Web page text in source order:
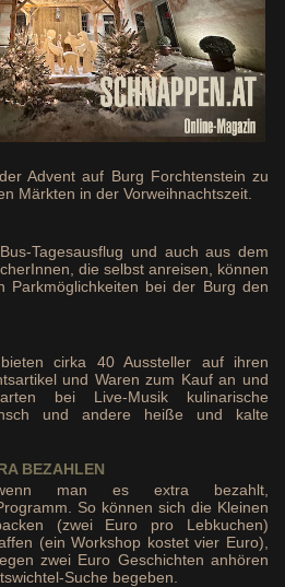
Advent auf Burg Forchtenstein zu
Märkten in der Vorweihnachtszeit.
Tagesausflug und auch aus dem
die selbst anreisen, können
Parkmöglichkeiten bei der Burg den
cirka 40 Aussteller auf ihren
und Waren zum Kauf an und
bei Live-Musik kulinarische
und andere heiße und kalte
BEZAHLEN
man es extra bezahlt,
So können sich die Kleinen
(zwei Euro pro Lebkuchen)
(ein Workshop kostet vier Euro),
zwei Euro Geschichten anhören
Suche begeben.